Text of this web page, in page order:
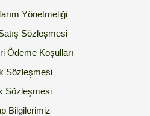
Yönetmeliği
Sözleşmesi
Ödeme Koşulları
Sözleşmesi
Sözleşmesi
Bilgilerimiz